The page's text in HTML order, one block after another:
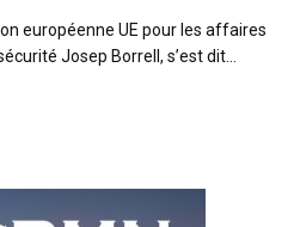
européenne UE pour les affaires
Josep Borrell, s’est dit…